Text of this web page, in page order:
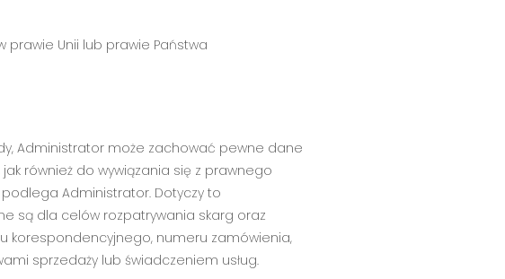
Unii lub prawie Państwa
Administrator może zachować pewne dane
również do wywiązania się z prawnego
Administrator. Dotyczy to
są dla celów rozpatrywania skarg oraz
korespondencyjnego, numeru zamówienia,
sprzedaży lub świadczeniem usług.